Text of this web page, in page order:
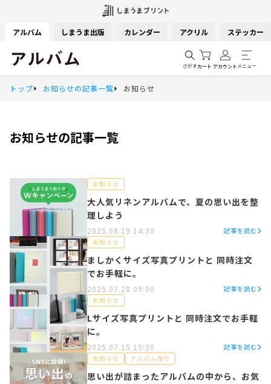
アルバム しまうま出版 カレンダー アクリル ステッカー
さがすカート アカウント メニュー
トップ お知らせの記事一覧 お知らせ
お知らせの記事一覧
お知らせ
大人気リネンアルバムで、夏の思い出を整
理しよう
2025.08.19 14:30
記事を読む
お知らせ
ましかくサイズ写真プリントと 同時注文
でお手軽に。
2025.07.28 09:00
記事を読む
お知らせ
Lサイズ写真プリントと 同時注文でお手軽
に。
2025.07.15 15:30
記事を読む
お知らせ
アルバム作り
思い出が詰まったアルバムの中から、お気